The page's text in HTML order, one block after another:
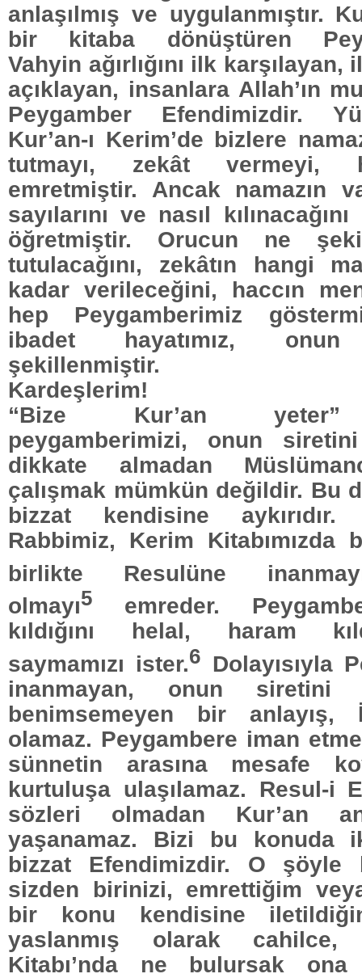
anlaşılmış ve uygulanmıştır.
bir kitaba dönüştüren
Vahyin ağırlığını ilk
açıklayan, insanlara Allah’ın
Peygamber Efendimizdir.
Kur’an-ı Kerim’de bizlere
tutmayı, zekât vermeyi,
emretmiştir. Ancak namazın
sayılarını ve nasıl
öğretmiştir. Orucun ne
tutulacağını, zekâtın hangi
kadar verileceğini, haccın
hep Peygamberimiz
ibadet hayatımız, onun
şekillenmiştir.
Kardeşlerim!
“Bize Kur’an yeter”
peygamberimizi, onun
dikkate almadan
çalışmak mümkün değildir. Bu
bizzat kendisine
Rabbimiz, Kerim Kitabımızda
birlikte Resulüne
olmayı5
emreder.
kıldığını helal, haram
saymamızı ister.6 Dolayısıyla
inanmayan, onun siretini
benimsemeyen bir anlayış,
olamaz. Peygambere iman
sünnetin arasına mesafe
kurtuluşa ulaşılamaz. Resul-i
sözleri olmadan Kur’an
yaşanamaz. Bizi bu konuda
bizzat Efendimizdir. O şöyle
sizden birinizi, emrettiğim
bir konu kendisine
yaslanmış olarak cahilce,
Kitabı’nda ne bulursak ona